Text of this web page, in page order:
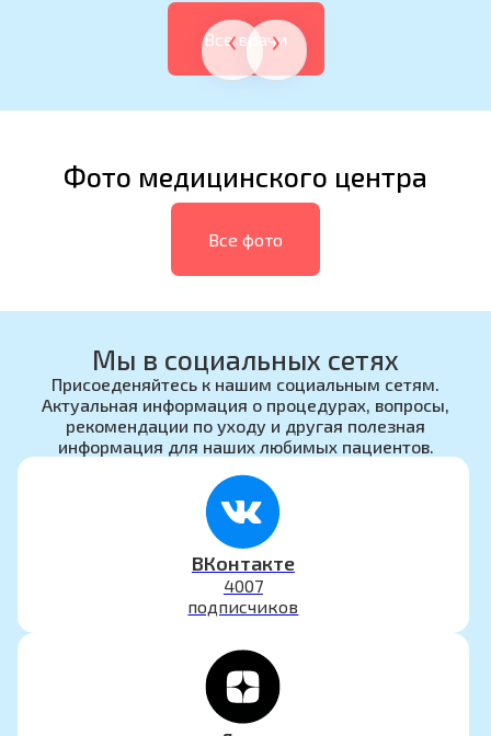
‹ ›
Все врачи
Фото медицинского центра
‹ ›
Все фото
Мы в социальных сетях
Присоеденяйтесь к нашим социальным сетям.
Актуальная информация о процедурах, вопросы,
рекомендации по уходу и другая полезная
информация для наших любимых пациентов.
ВКонтакте
4007
подписчиков